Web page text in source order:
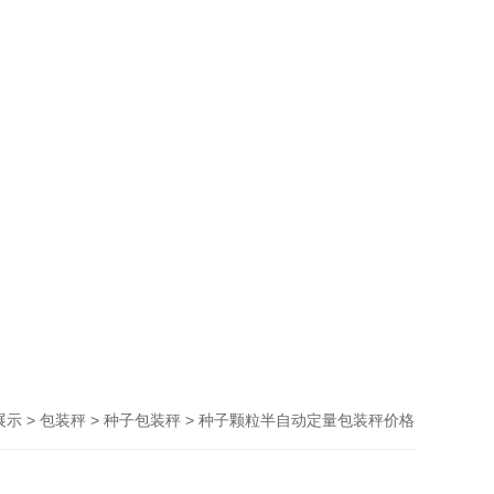
示 > 包装秤 > 种子包装秤 > 种子颗粒半自动定量包装秤价格